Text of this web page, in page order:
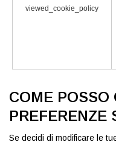
viewed_cookie_policy
COME
PREFERENZE
Se decidi di modificare le